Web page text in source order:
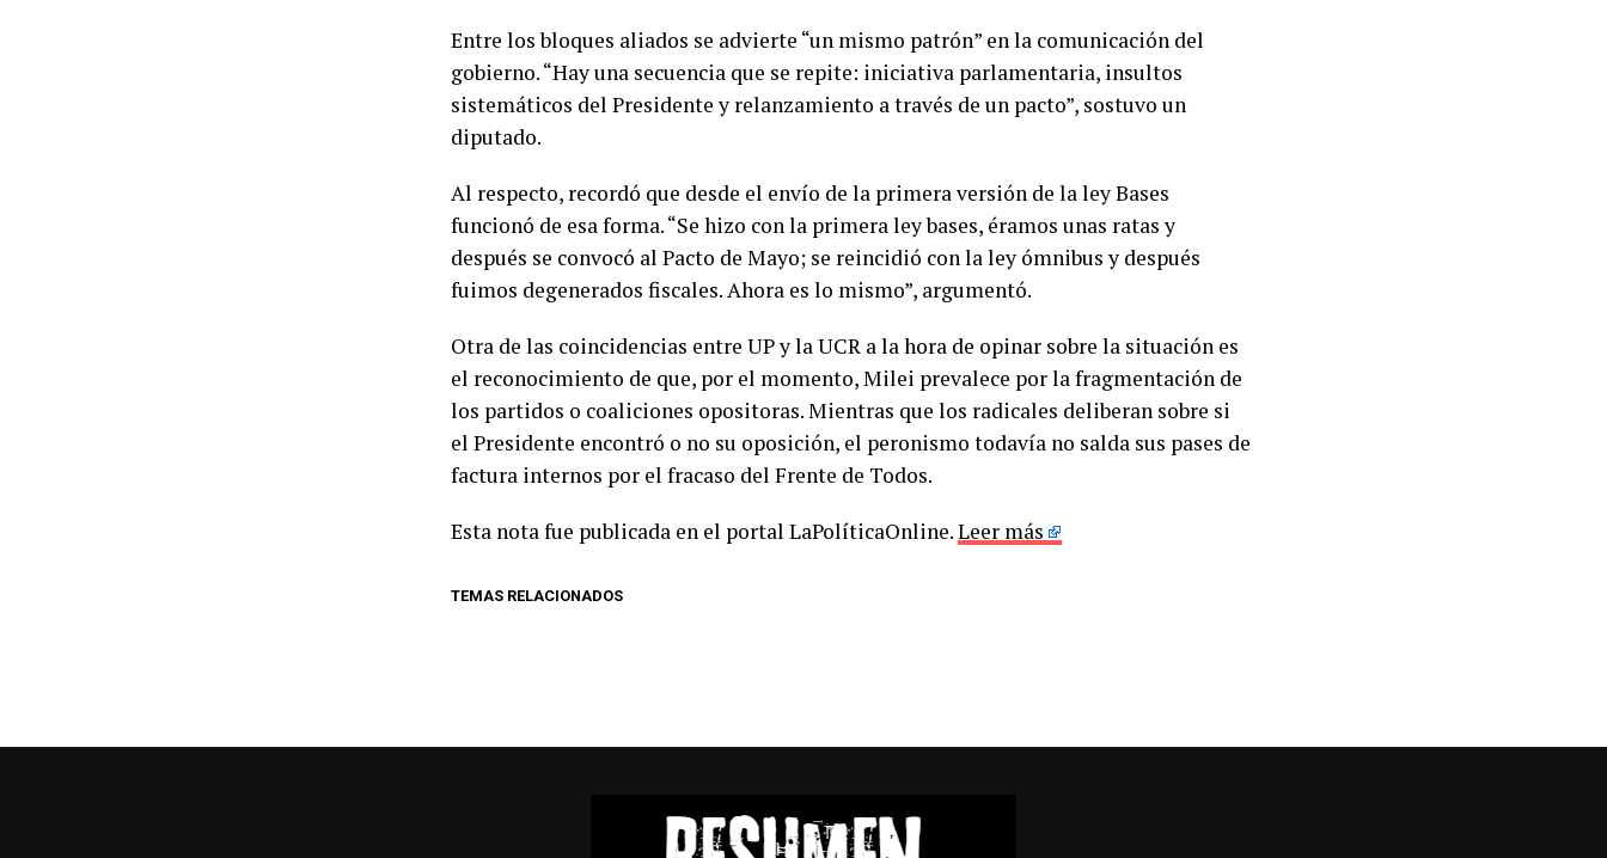
Entre los bloques aliados se advierte “un mismo patrón” en la comunicación del
gobierno. “Hay una secuencia que se repite: iniciativa parlamentaria, insultos
sistemáticos del Presidente y relanzamiento a través de un pacto”, sostuvo un
diputado.
Al respecto, recordó que desde el envío de la primera versión de la ley Bases
funcionó de esa forma. “Se hizo con la primera ley bases, éramos unas ratas y
después se convocó al Pacto de Mayo; se reincidió con la ley ómnibus y después
fuimos degenerados fiscales. Ahora es lo mismo”, argumentó.
Otra de las coincidencias entre UP y la UCR a la hora de opinar sobre la situación es
el reconocimiento de que, por el momento, Milei prevalece por la fragmentación de
los partidos o coaliciones opositoras. Mientras que los radicales deliberan sobre si
el Presidente encontró o no su oposición, el peronismo todavía no salda sus pases de
factura internos por el fracaso del Frente de Todos.
Esta nota fue publicada en el portal LaPolíticaOnline.Leer más
TEMAS RELACIONADOS